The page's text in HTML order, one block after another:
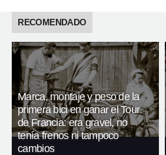
RECOMENDADO
Marca, montaje y peso de la
primera bici en ganar el Tour
de Francia: era gravel, no
tenía frenos ni tampoco
cambios